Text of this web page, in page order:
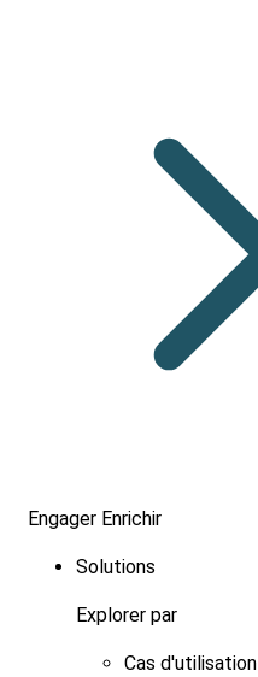
Engager Enrichir
Solutions
Explorer par
Cas d'utilisation